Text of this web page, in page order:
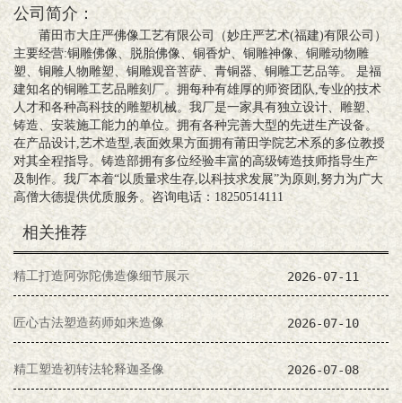
公司简介：
莆田市大庄严佛像工艺有限公司（妙庄严艺术(福建)有限公司）
主要经营:铜雕佛像、脱胎佛像、铜香炉、铜雕神像、铜雕动物雕
塑、铜雕人物雕塑、铜雕观音菩萨、青铜器、铜雕工艺品等。 是福
建知名的铜雕工艺品雕刻厂。拥每种有雄厚的师资团队,专业的技术
人才和各种高科技的雕塑机械。我厂是一家具有独立设计、雕塑、
铸造、安装施工能力的单位。拥有各种完善大型的先进生产设备。
在产品设计,艺术造型,表面效果方面拥有莆田学院艺术系的多位教授
对其全程指导。铸造部拥有多位经验丰富的高级铸造技师指导生产
及制作。我厂本着“以质量求生存,以科技求发展”为原则,努力为广大
高僧大德提供优质服务。咨询电话：18250514111
相关推荐
精工打造阿弥陀佛造像细节展示 2026-07-11
匠心古法塑造药师如来造像 2026-07-10
精工塑造初转法轮释迦圣像 2026-07-08